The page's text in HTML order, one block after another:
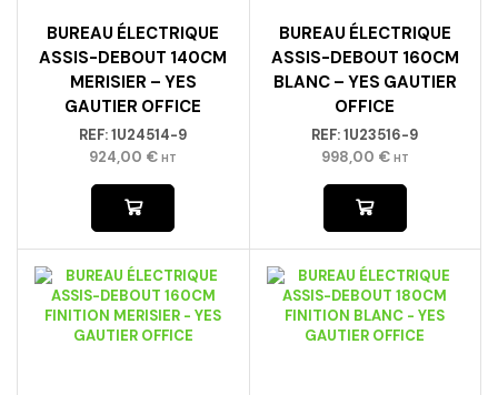
BUREAU ÉLECTRIQUE
ASSIS-DEBOUT 140CM
MERISIER – YES
GAUTIER OFFICE
REF:1U24514-9
924,00 € HT
BUREAU ÉLECTRIQUE
ASSIS-DEBOUT 160CM
BLANC – YES GAUTIER
OFFICE
REF:1U23516-9
998,00 € HT